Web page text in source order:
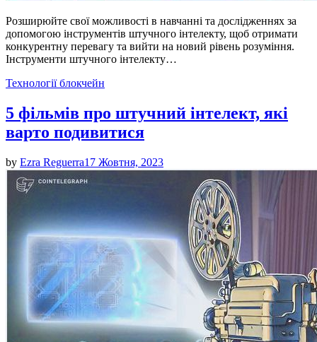
Розширюйте свої можливості в навчанні та дослідженнях за
допомогою інструментів штучного інтелекту, щоб отримати
конкурентну перевагу та вийти на новий рівень розуміння.
Інструменти штучного інтелекту…
Posted
Технології блокчейн
5 фільмів про штучний інтелект, які
варто подивитися
by Ezra Reguerra17 Жовтня, 2023